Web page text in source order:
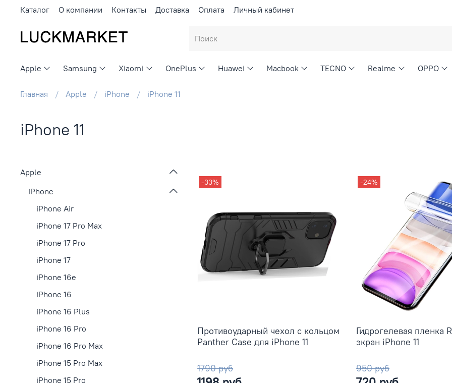
Каталог О компании Контакты Доставка Оплата Личный кабинет
Apple Samsung Xiaomi OnePlus Huawei Macbook TECNO Realme OPPO
Главная Apple iPhone iPhone 11
iPhone 11
-33%
Противоударный чехол с кольцом
Panther Case для iPhone 11
1790 руб
-24%
Гидрогелевая пленка
экран iPhone 11
950 руб
Apple
iPhone
iPhone Air
iPhone 17 Pro Max
iPhone 17 Pro
iPhone 17
iPhone 16e
iPhone 16
iPhone 16 Plus
iPhone 16 Pro
iPhone 16 Pro Max
iPhone 15 Pro Max
iPhone 15 Pro